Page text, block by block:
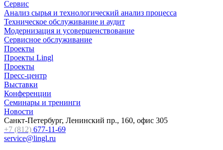
Сервис
Анализ сырья и технологический анализ процесса
Техническое обслуживание и аудит
Модернизация и усовершенствование
Сервисное обслуживание
Проекты
Проекты Lingl
Проекты
Пресс-центр
Выставки
Конференции
Семинары и тренинги
Новости
Санкт-Петербург, Ленинский пр., 160, офис 305
+7 (812) 677-11-69
service@lingl.ru